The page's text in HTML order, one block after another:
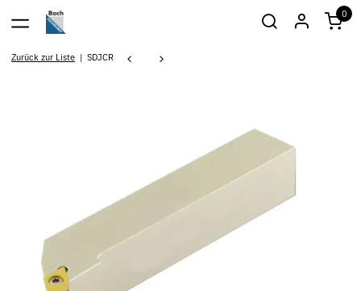
0
Zurück zur Liste SDJCR